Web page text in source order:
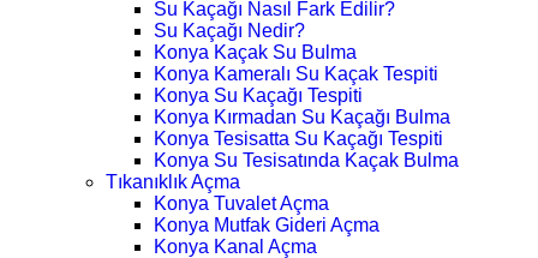
Su Kaçağı Nasıl Fark Edilir?
Su Kaçağı Nedir?
Konya Kaçak Su Bulma
Konya Kameralı Su Kaçak Tespiti
Konya Su Kaçağı Tespiti
Konya Kırmadan Su Kaçağı Bulma
Konya Tesisatta Su Kaçağı Tespiti
Konya Su Tesisatında Kaçak Bulma
Tıkanıklık Açma
Konya Tuvalet Açma
Konya Mutfak Gideri Açma
Konya Kanal Açma